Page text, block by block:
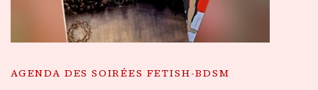
AGENDA DES SOIRÉES FETISH-BDSM